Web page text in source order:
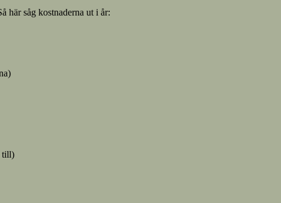
här såg kostnaderna ut i år:
till)